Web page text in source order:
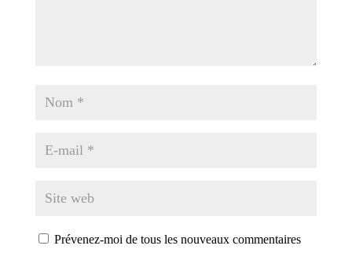
Prévenez-moi de tous les nouveaux commentaires